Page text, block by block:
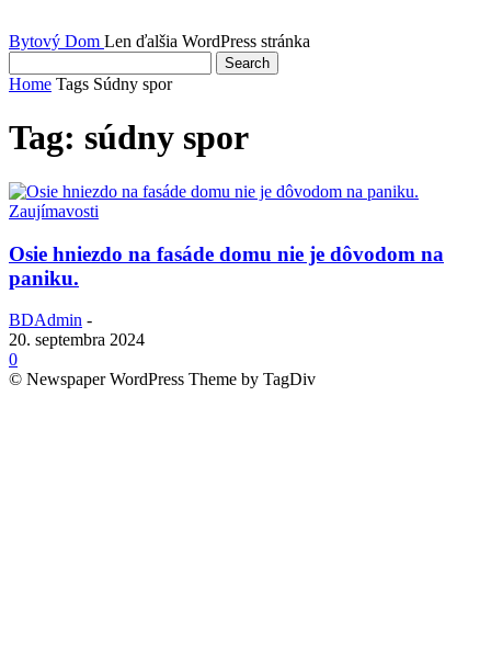
Bytový Dom Len ďalšia WordPress stránka
Home Tags Súdny spor
Tag: súdny spor
Zaujímavosti
Osie hniezdo na fasáde domu nie je dôvodom na
paniku.
BDAdmin -
20. septembra 2024
0
© Newspaper WordPress Theme by TagDiv